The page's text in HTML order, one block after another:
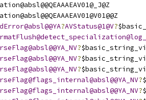
?AVStatus@1@V?
?
?
?
?
?